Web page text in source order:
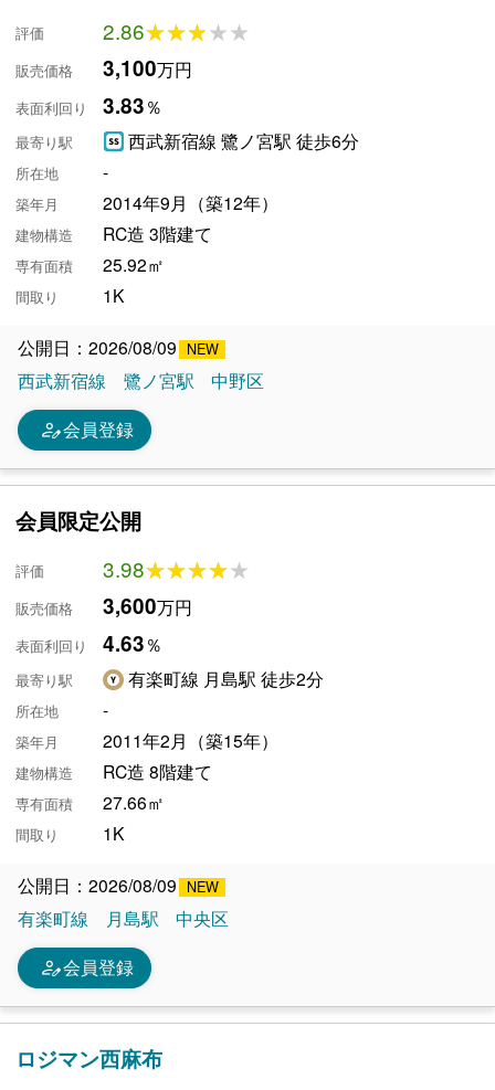
評価 2.86★★★★★
★★★★★
販売価格 3,100万円
表面利回り 3.83％
最寄り駅 西武新宿線 鷺ノ宮駅 徒歩6分
所在地 -
築年月 2014年9月（築12年）
建物構造 RC造 3階建て
専有面積 25.92㎡
間取り 1K
公開日：2026/08/09
西武新宿線
鷺ノ宮駅 中野区
person_edit会員登録
会員限定公開
評価 3.98★★★★★
★★★★★
販売価格 3,600万円
表面利回り 4.63％
最寄り駅 有楽町線 月島駅 徒歩2分
所在地 -
築年月 2011年2月（築15年）
建物構造 RC造 8階建て
専有面積 27.66㎡
間取り 1K
公開日：2026/08/09
有楽町線
月島駅 中央区
person_edit会員登録
ロジマン西麻布